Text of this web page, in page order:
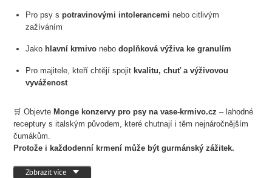
Pro psy spotravinovými intolerancemi nebo citlivým
zažíváním
Jako hlavní krmivo nebodoplňková výživa ke granulím
Pro majitele, kteří chtějí spojit kvalitu, chuť a výživovou
vyváženost
🛒 Objevte Monge konzervy pro psy na vase-krmivo.cz – lahodné
receptury s italským původem, které chutnají i těm nejnáročnějším
čumákům.
Protože i každodenní krmení může být gurmánský zážitek.
Zobrazit více